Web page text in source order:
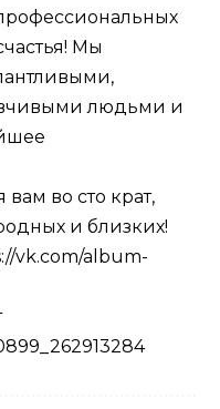
Мы
людьми и
во сто крат,
и близких!
vk.com/album-